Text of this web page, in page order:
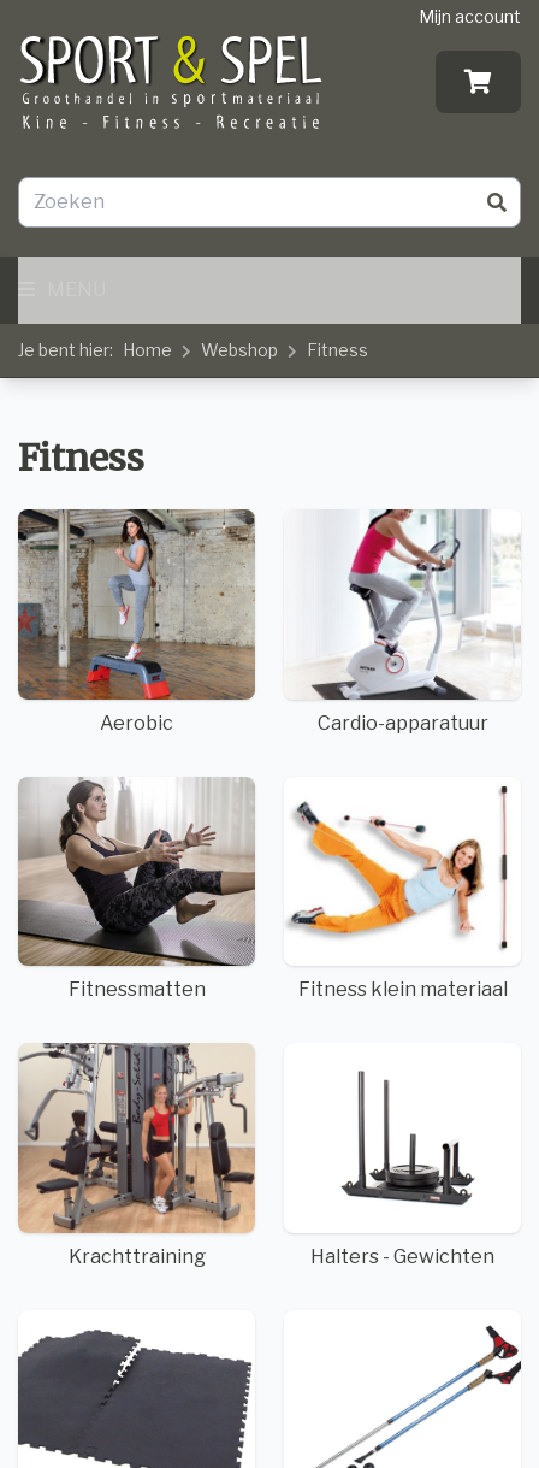
Mijn account
Je bent hier: Home Webshop Fitness
Fitness
Aerobic Cardio-apparatuur
Fitnessmatten Fitness klein materiaal
Krachttraining Halters - Gewichten